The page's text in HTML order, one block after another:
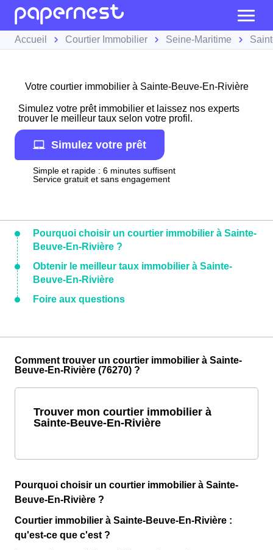
Accueil Courtier Immobilier Seine-Maritime
Votre courtier immobilier à Sainte-Beuve-En-Rivière
Simulez votre prêt immobilier et laissez nos experts
trouver le meilleur taux selon votre profil.
Simulez votre prêt
Simple et rapide : 6 minutes suffisent
Service gratuit et sans engagement
Pourquoi choisir un courtier immobilier à Sainte-
Beuve-En-Rivière ?
Obtenir le meilleur taux immobilier à Sainte-
Beuve-En-Rivière
Foire aux questions
Comment trouver un courtier immobilier à Sainte-
Beuve-En-Rivière (76270) ?
Trouver mon courtier immobilier à
Sainte-Beuve-En-Rivière
Pourquoi choisir un courtier immobilier à Sainte-
Beuve-En-Rivière ?
Courtier immobilier à Sainte-Beuve-En-Rivière :
qu'est-ce que c'est ?